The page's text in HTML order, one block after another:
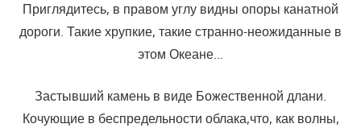
Приглядитесь, в правом углу видны опоры канатной
дороги. Такие хрупкие, такие странно-неожиданные в
этом Океане…
Застывший камень в виде Божественной длани.
Кочующие в беспредельности облака,что, как волны,